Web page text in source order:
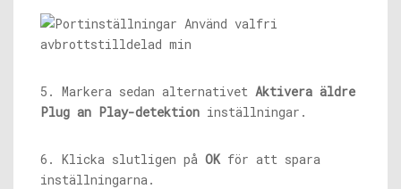
5. Markera sedan alternativet Aktivera äldre
Plug an Play-detektion inställningar.
6. Klicka slutligen på OKför att spara
inställningarna.